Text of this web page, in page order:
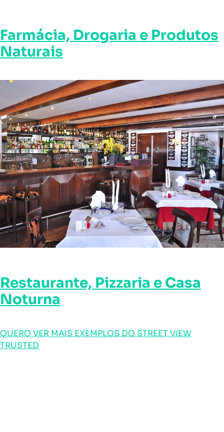
Farmácia, Drogaria e Produtos
Naturais
Restaurante, Pizzaria e Casa
Noturna
QUERO VER MAIS EXEMPLOS DO STREET VIEW
TRUSTED